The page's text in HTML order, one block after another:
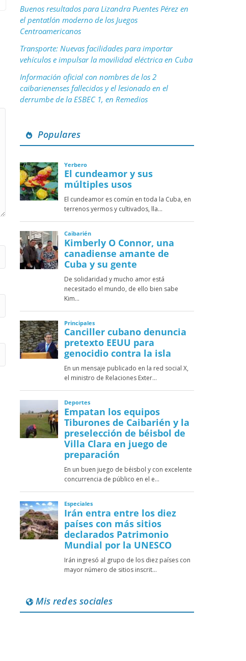
Buenos resultados para Lizandra Puentes Pérez en
el pentatlón moderno de los Juegos
Centroamericanos
Transporte: Nuevas facilidades para importar
vehículos e impulsar la movilidad eléctrica en Cuba
Información oficial con nombres de los 2
caibarienenses fallecidos y el lesionado en el
derrumbe de la ESBEC 1, en Remedios
Populares
Mis redes sociales